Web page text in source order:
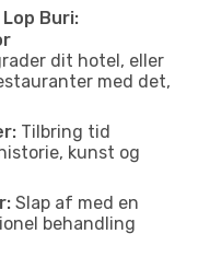
Buri:
dit hotel, eller
med det,
Tilbring tid
kunst og
Slap af med en
behandling